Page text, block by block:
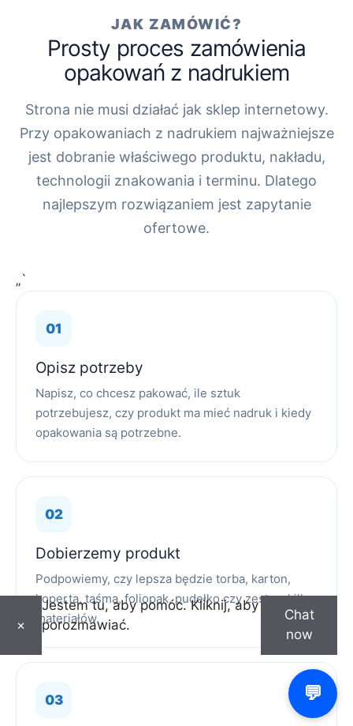
JAK ZAMÓWIĆ?
Prosty proces zamówienia
opakowań z nadrukiem
Strona nie musi działać jak sklep internetowy.
Przy opakowaniach z nadrukiem najważniejsze
jest dobranie właściwego produktu, nakładu,
technologii znakowania i terminu. Dlatego
najlepszym rozwiązaniem jest zapytanie
ofertowe.
„`
Opisz potrzeby
Napisz, co chcesz pakować, ile sztuk
potrzebujesz, czy produkt ma mieć nadruk i kiedy
opakowania są potrzebne.
Dobierzemy produkt
Podpowiemy, czy lepsza będzie torba, karton,
koperta, taśma, foliopak, pudełko czy zestaw kilku
materiałów.
×
Jestem tu, aby pomóc. Kliknij, aby
porozmawiać.
Chat
now